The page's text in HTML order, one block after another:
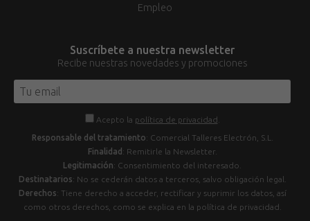
Empleo
Suscríbete a nuestra newsletter
Recibe nuestras novedades y promociones
Acepto la política de privacidad
Responsable del tratamiento: Comercial Talleres Electrón, S.L.
Finalidad : Remitirle la Newsletter.
Legitimación: Consentimiento del interesado.
Destinatarios: No se cederán datos a terceros, salvo obligación legal.
Derechos: Tiene derecho a acceder, rectificar y suprimir los datos, así
como otros derechos, como se explica en la política de privacidad.